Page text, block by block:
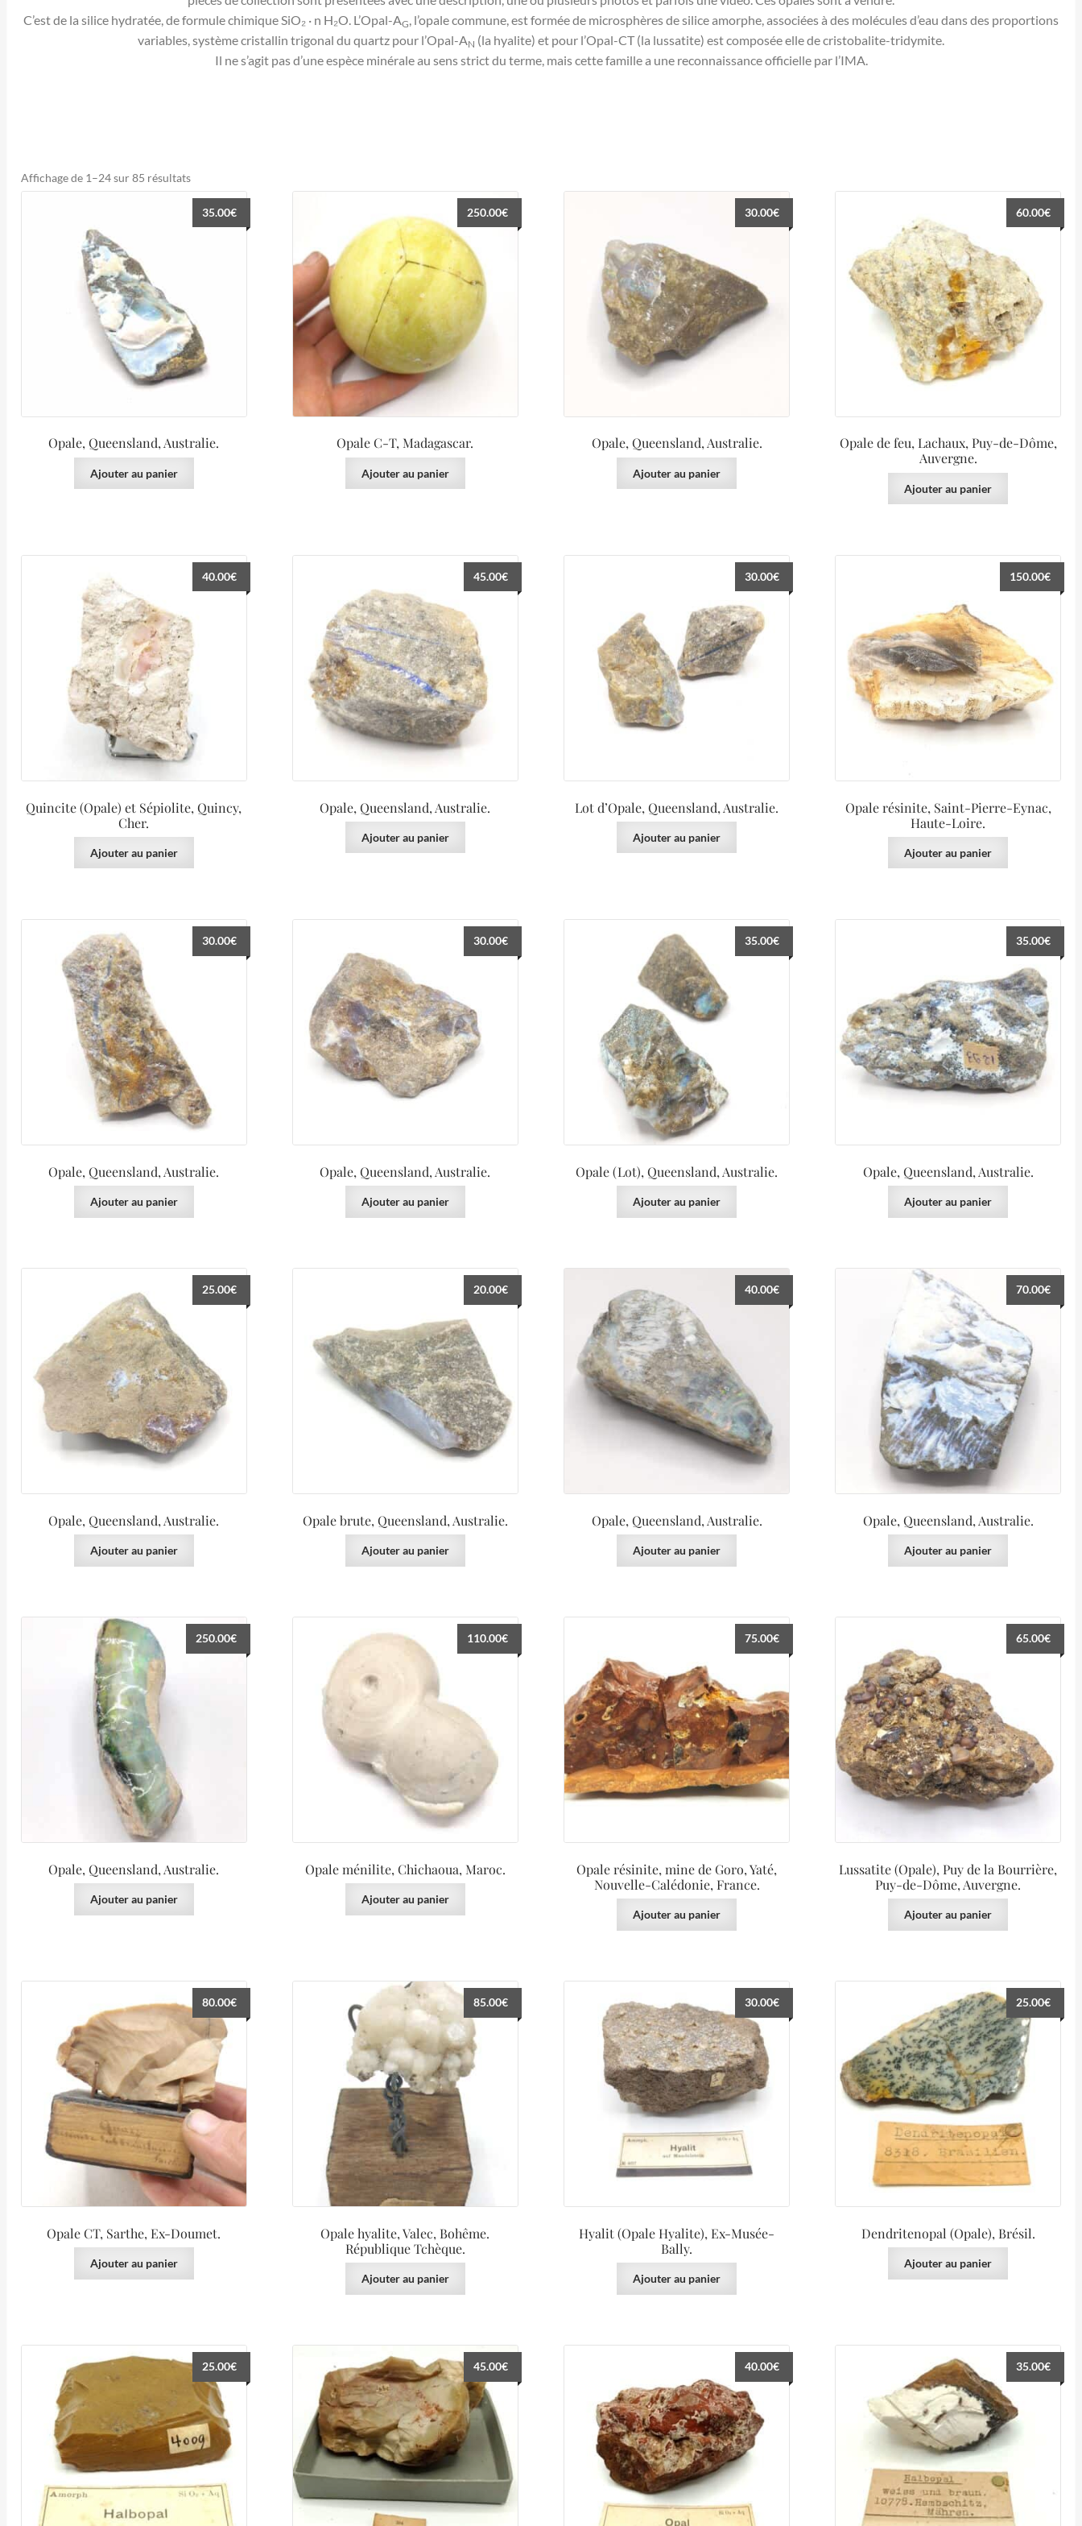
C’est de la silice hydratée, de formule chimique SiO₂ · n H₂O. L’Opal-AG, l’opale commune, est formée de microsphères de silice amorphe, associées à des molécules d’eau dans des proportions
variables, système cristallin trigonal du quartz pour l’Opal-AN (la hyalite) et pour l’Opal-CT (la lussatite) est composée elle de cristobalite-tridymite.
Il ne s’agit pas d’une espèce minérale au sens strict du terme, mais cette famille a une reconnaissance officielle par l’IMA.
Affichage de 1–24 sur 85 résultatsTrié
du
plus
récent
Opale, Queensland, Australie.
35.00€
Ajouter au panier
Opale C-T, Madagascar.
250.00€
Ajouter au panier
Opale, Queensland, Australie.
30.00€
Ajouter au panier
Opale de feu, Lachaux, Puy-de-Dôme,
Auvergne.
60.00€
Ajouter au panier
Quincite (Opale) et Sépiolite, Quincy,
Cher.
40.00€
Ajouter au panier
Opale, Queensland, Australie.
45.00€
Ajouter au panier
Lot d’Opale, Queensland, Australie.
30.00€
Ajouter au panier
Opale résinite, Saint-Pierre-Eynac,
Haute-Loire.
150.00€
Ajouter au panier
Opale, Queensland, Australie.
30.00€
Ajouter au panier
Opale, Queensland, Australie.
30.00€
Ajouter au panier
Opale (Lot), Queensland, Australie.
35.00€
Ajouter au panier
Opale, Queensland, Australie.
35.00€
Ajouter au panier
Opale, Queensland, Australie.
25.00€
Ajouter au panier
Opale brute, Queensland, Australie.
20.00€
Ajouter au panier
Opale, Queensland, Australie.
40.00€
Ajouter au panier
Opale, Queensland, Australie.
70.00€
Ajouter au panier
Opale, Queensland, Australie.
250.00€
Ajouter au panier
Opale ménilite, Chichaoua, Maroc.
110.00€
Ajouter au panier
Opale résinite, mine de Goro, Yaté,
Nouvelle-Calédonie, France.
75.00€
Ajouter au panier
Lussatite (Opale), Puy de la Bourrière,
Puy-de-Dôme, Auvergne.
65.00€
Ajouter au panier
Opale CT, Sarthe, Ex-Doumet.
80.00€
Ajouter au panier
Opale hyalite, Valec, Bohême.
République Tchèque.
85.00€
Ajouter au panier
Hyalit (Opale Hyalite), Ex-Musée-
Bally.
30.00€
Ajouter au panier
Dendritenopal (Opale), Brésil.
25.00€
Ajouter au panier
25.00€ 45.00€ 40.00€ 35.00€